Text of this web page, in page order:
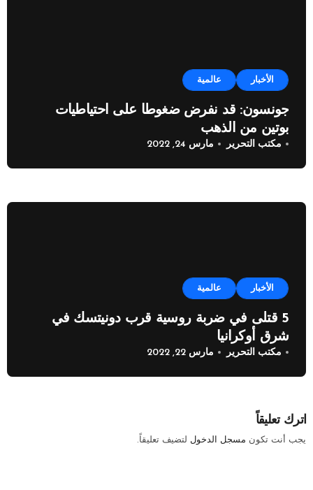
الأخبار عالمية
جونسون: قد نفرض ضغوطا على احتياطيات
بوتين من الذهب
مكتب التحرير مارس 24, 2022
الأخبار عالمية
5 قتلى في ضربة روسية قرب دونيتسك في
شرق أوكرانيا
مكتب التحرير مارس 22, 2022
اترك تعليقاً
يجب أنت تكون مسجل الدخول لتضيف تعليقاً.